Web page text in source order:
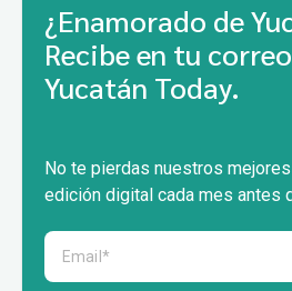
¿Enamorado de
Recibe en tu
Yucatán Today.
No te pierdas nuestros
edición digital cada mes antes